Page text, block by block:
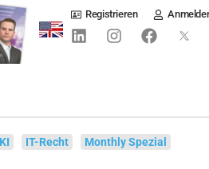
Registrieren
KI IT-Recht Monthly Spezial